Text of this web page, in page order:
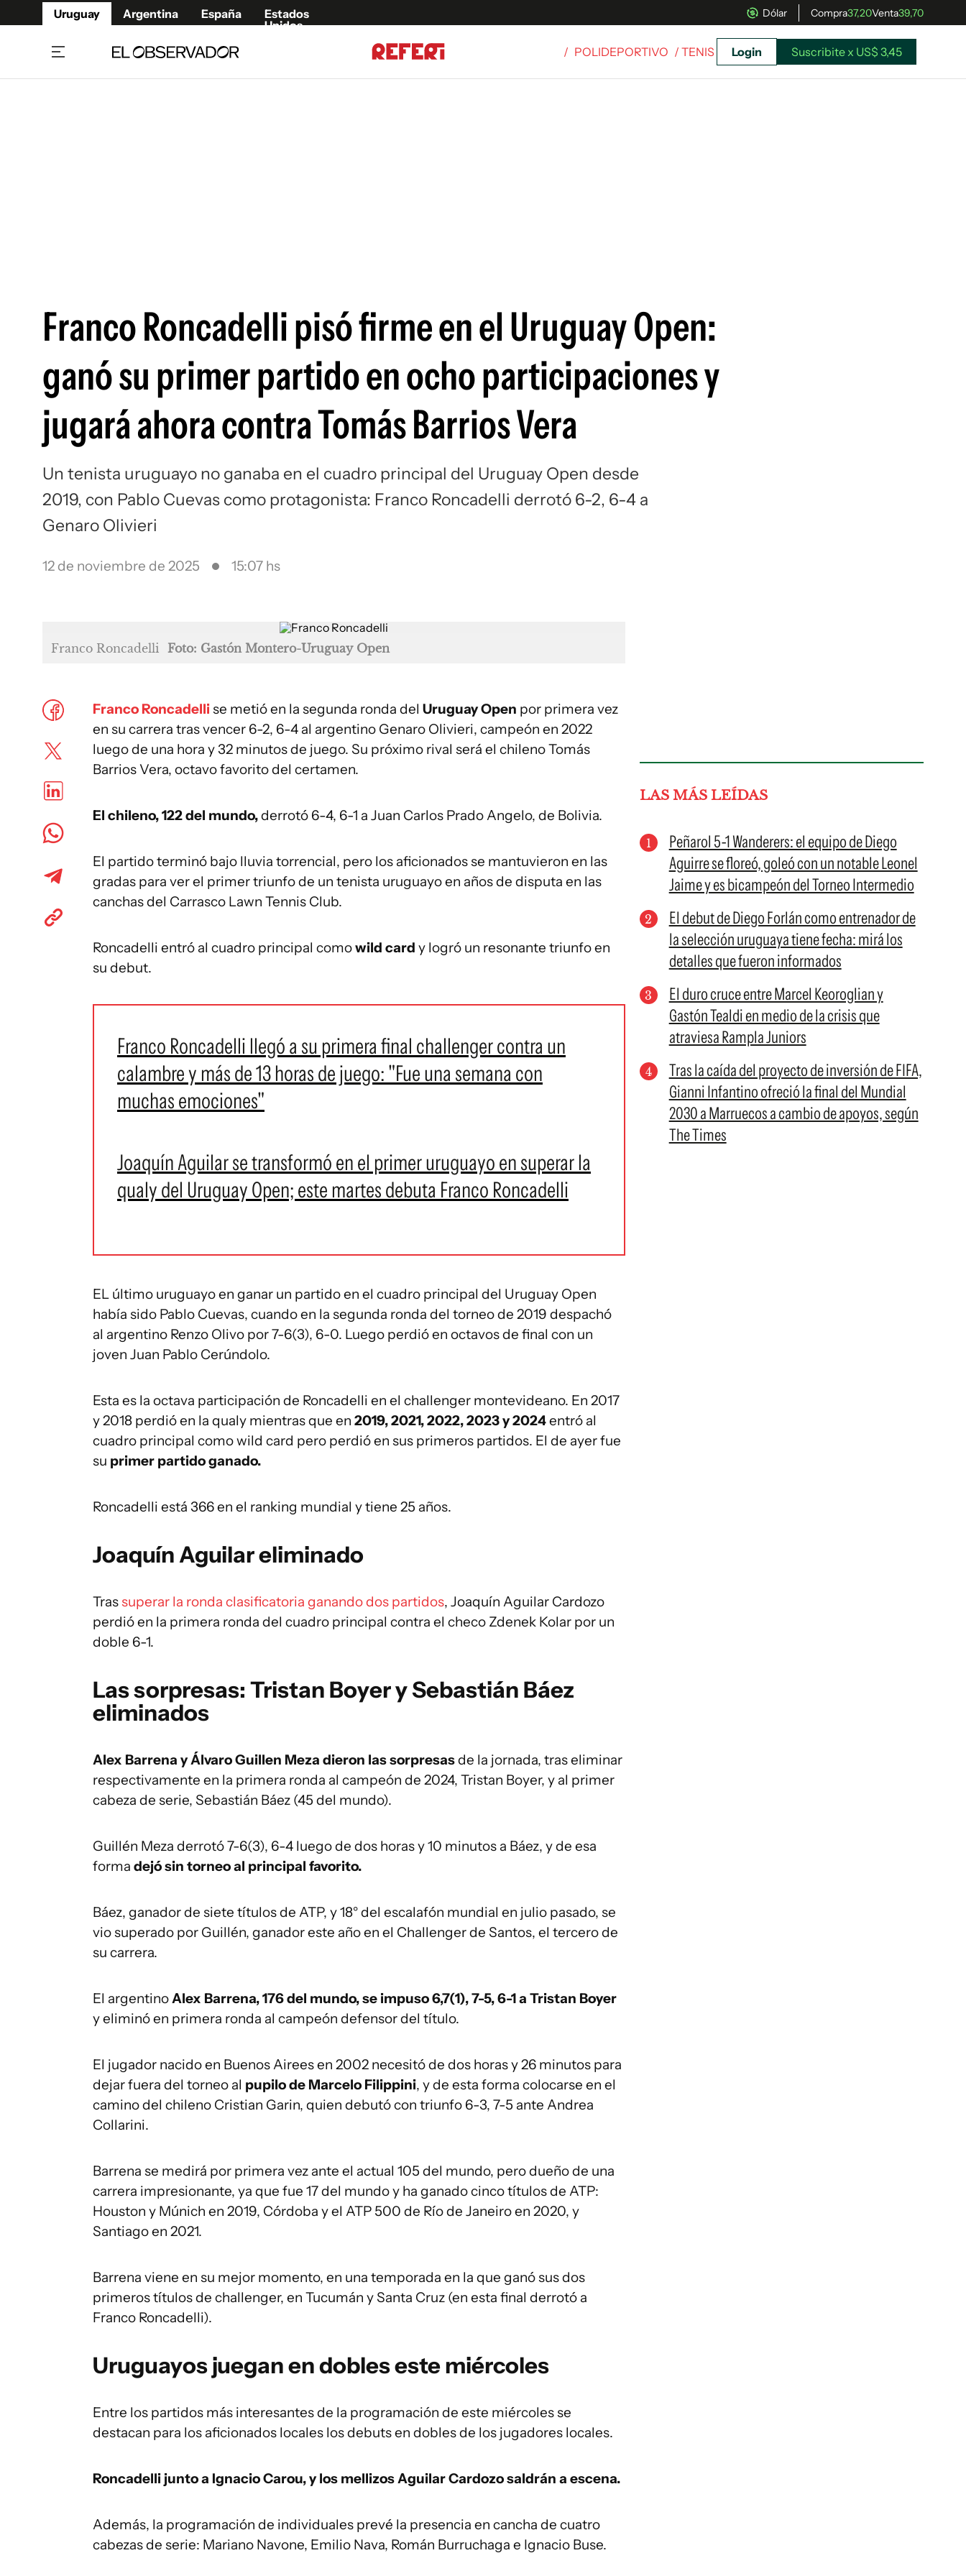
Uruguay Argentina España
Estados
Unidos
Dólar Compra37,20Venta39,70
Siguenos en:
/ POLIDEPORTIVO / TENIS Login Suscribite x US$ 3,45
Franco Roncadelli pisó firme en el Uruguay Open:
ganó su primer partido en ocho participaciones y
jugará ahora contra Tomás Barrios Vera
Un tenista uruguayo no ganaba en el cuadro principal del Uruguay Open desde
2019, con Pablo Cuevas como protagonista: Franco Roncadelli derrotó 6-2, 6-4 a
Genaro Olivieri
12 de noviembre de 2025 15:07 hs
Franco Roncadelli Foto: Gastón Montero-Uruguay Open
Franco Roncadelli se metió en la segunda ronda del Uruguay Open por primera vez
en su carrera tras vencer 6-2, 6-4 al argentino Genaro Olivieri, campeón en 2022
luego de una hora y 32 minutos de juego. Su próximo rival será el chileno Tomás
Barrios Vera, octavo favorito del certamen.
El chileno, 122 del mundo,derrotó 6-4, 6-1 a Juan Carlos Prado Angelo, de Bolivia.
El partido terminó bajo lluvia torrencial, pero los aficionados se mantuvieron en las
gradas para ver el primer triunfo de un tenista uruguayo en años de disputa en las
canchas del Carrasco Lawn Tennis Club.
Roncadelli entró al cuadro principal comowild card y logró un resonante triunfo en
su debut.
Franco Roncadelli llegó a su primera final challenger contra un
calambre y más de 13 horas de juego: "Fue una semana con
muchas emociones"
Joaquín Aguilar se transformó en el primer uruguayo en superar la
qualy del Uruguay Open; este martes debuta Franco Roncadelli
EL último uruguayo en ganar un partido en el cuadro principal del Uruguay Open
había sido Pablo Cuevas, cuando en la segunda ronda del torneo de 2019 despachó
al argentino Renzo Olivo por 7-6(3), 6-0. Luego perdió en octavos de final con un
joven Juan Pablo Cerúndolo.
Esta es la octava participación de Roncadelli en el challenger montevideano. En 2017
y 2018 perdió en la qualy mientras que en 2019, 2021, 2022, 2023 y 2024entró al
cuadro principal como wild card pero perdió en sus primeros partidos. El de ayer fue
su primer partido ganado.
Roncadelli está 366 en el ranking mundial y tiene 25 años.
Joaquín Aguilar eliminado
Trassuperar la ronda clasificatoria ganando dos partidos, Joaquín Aguilar Cardozo
perdió en la primera ronda del cuadro principal contra el checo Zdenek Kolar por un
doble 6-1.
Las sorpresas: Tristan Boyer y Sebastián Báez
eliminados
Alex Barrena y Álvaro Guillen Meza dieron las sorpresasde la jornada, tras eliminar
respectivamente en la primera ronda al campeón de 2024, Tristan Boyer, y al primer
cabeza de serie, Sebastián Báez (45 del mundo).
Guillén Meza derrotó 7-6(3), 6-4 luego de dos horas y 10 minutos a Báez, y de esa
forma dejó sin torneo al principal favorito.
Báez, ganador de siete títulos de ATP, y 18° del escalafón mundial en julio pasado, se
vio superado por Guillén, ganador este año en el Challenger de Santos, el tercero de
su carrera.
El argentinoAlex Barrena, 176 del mundo, se impuso 6,7(1), 7-5, 6-1 a Tristan Boyer
y eliminó en primera ronda al campeón defensor del título.
El jugador nacido en Buenos Airees en 2002 necesitó de dos horas y 26 minutos para
dejar fuera del torneo al pupilo de Marcelo Filippini, y de esta forma colocarse en el
camino del chileno Cristian Garin, quien debutó con triunfo 6-3, 7-5 ante Andrea
Collarini.
Barrena se medirá por primera vez ante el actual 105 del mundo, pero dueño de una
carrera impresionante, ya que fue 17 del mundo y ha ganado cinco títulos de ATP:
Houston y Múnich en 2019, Córdoba y el ATP 500 de Río de Janeiro en 2020, y
Santiago en 2021.
Barrena viene en su mejor momento, en una temporada en la que ganó sus dos
primeros títulos de challenger, en Tucumán y Santa Cruz (en esta final derrotó a
Franco Roncadelli).
Uruguayos juegan en dobles este miércoles
Entre los partidos más interesantes de la programación de este miércoles se
destacan para los aficionados locales los debuts en dobles de los jugadores locales.
Roncadelli junto a Ignacio Carou, y los mellizos Aguilar Cardozo saldrán a escena.
Además, la programación de individuales prevé la presencia en cancha de cuatro
cabezas de serie: Mariano Navone, Emilio Nava, Román Burruchaga e Ignacio Buse.
LAS MÁS LEÍDAS
Peñarol 5-1 Wanderers: el equipo de Diego
Aguirre se floreó, goleó con un notable Leonel
Jaime y es bicampeón del Torneo Intermedio
El debut de Diego Forlán como entrenador de
la selección uruguaya tiene fecha: mirá los
detalles que fueron informados
El duro cruce entre Marcel Keoroglian y
Gastón Tealdi en medio de la crisis que
atraviesa Rampla Juniors
Tras la caída del proyecto de inversión de FIFA,
Gianni Infantino ofreció la final del Mundial
2030 a Marruecos a cambio de apoyos, según
The Times